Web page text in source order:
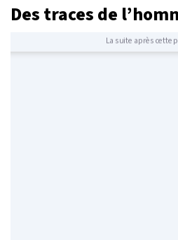
Des traces de
La suite après cette